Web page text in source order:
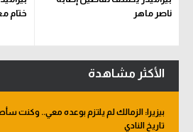
ناصر ماهر
ختام
الأكثر مشاهدة
بيزيرا: الزمالك لم يلتزم بوعده معي.. وكنت
تاريخ النادي